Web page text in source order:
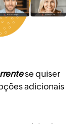
se quiser
adicionais